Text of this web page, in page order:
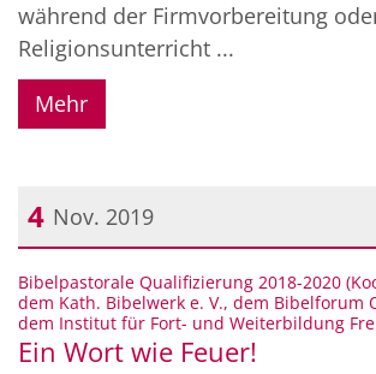
während der Firmvorbereitung
Religionsunterricht ...
Mehr
4 Nov. 2019
Datum: 4. November 2019
Bibelpastorale Qualifizierung 2018-2020
dem Kath. Bibelwerk e. V., dem Bibelforum
dem Institut für Fort- und Weiterbildung
Ein Wort wie Feuer!